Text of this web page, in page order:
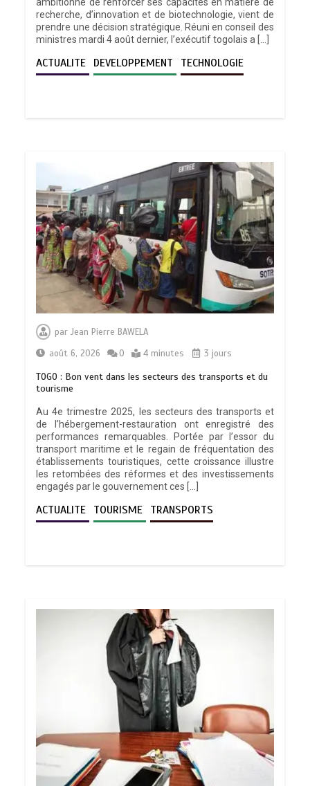
recherche, d’innovation et de biotechnologie, vient de
prendre une décision stratégique. Réuni en conseil des
ministres mardi 4 août dernier, l’exécutif togolais a […]
ACTUALITE DEVELOPPEMENT TECHNOLOGIE
parJean Pierre BAWELA
août 6, 2026
0 4 minutes 3 jours
TOGO : Bon vent dans les secteurs des transports et du
tourisme
Au 4e trimestre 2025, les secteurs des transports et
de l’hébergement-restauration ont enregistré des
performances remarquables. Portée par l’essor du
transport maritime et le regain de fréquentation des
établissements touristiques, cette croissance illustre
les retombées des réformes et des investissements
engagés par le gouvernement ces […]
ACTUALITE TOURISME TRANSPORTS